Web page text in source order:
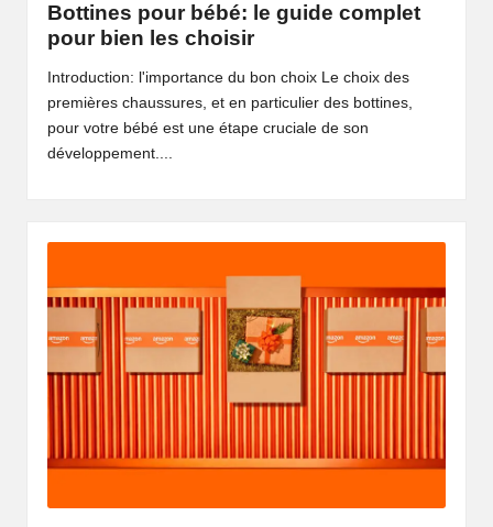
Bottines pour bébé: le guide complet
pour bien les choisir
Introduction: l'importance du bon choix Le choix des
premières chaussures, et en particulier des bottines,
pour votre bébé est une étape cruciale de son
développement....